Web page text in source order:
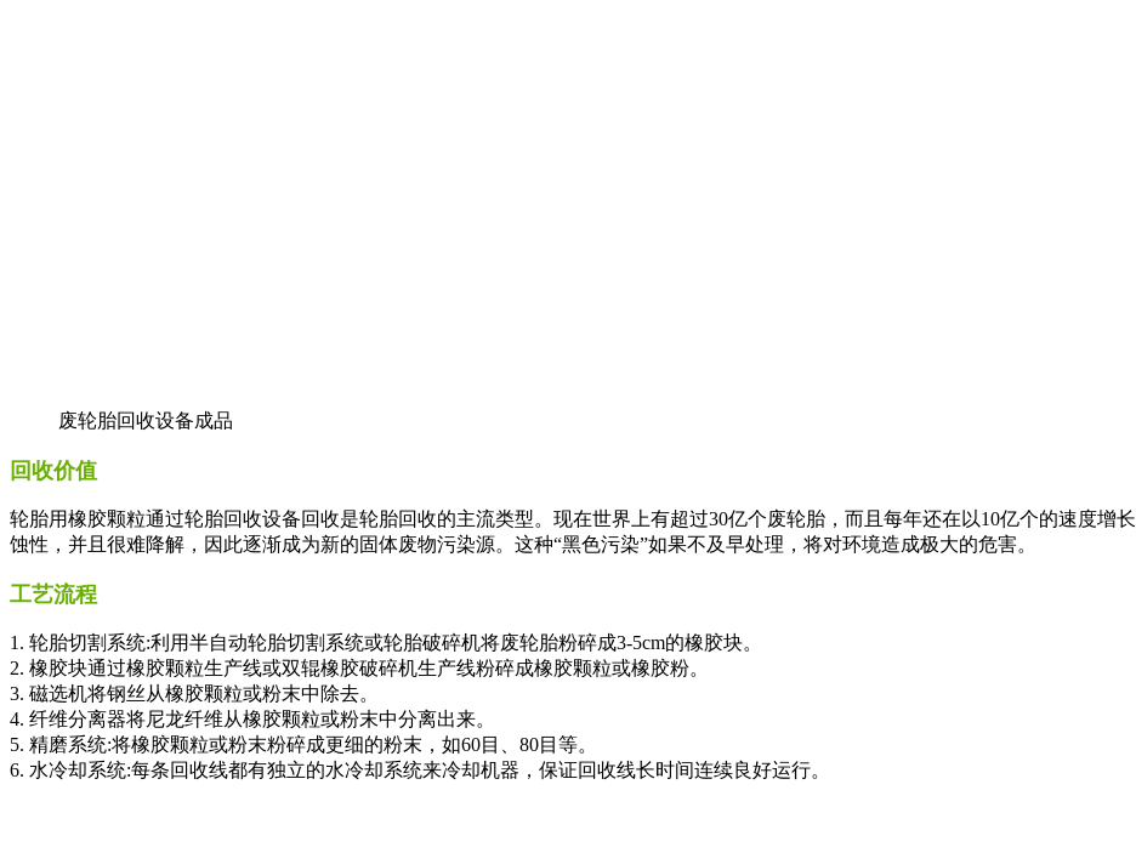
废轮胎回收设备成品
回收价值
轮胎用橡胶颗粒通过轮胎回收设备回收是轮胎回收的主流类型。现在世界上有超过30亿个废轮胎，而且每年还在以10亿个的速度增
蚀性，并且很难降解，因此逐渐成为新的固体废物污染源。这种“黑色污染”如果不及早处理，将对环境造成极大的危害。
工艺流程
1. 轮胎切割系统:利用半自动轮胎切割系统或轮胎破碎机将废轮胎粉碎成3-5cm的橡胶块。
2. 橡胶块通过橡胶颗粒生产线或双辊橡胶破碎机生产线粉碎成橡胶颗粒或橡胶粉。
3. 磁选机将钢丝从橡胶颗粒或粉末中除去。
4. 纤维分离器将尼龙纤维从橡胶颗粒或粉末中分离出来。
5. 精磨系统:将橡胶颗粒或粉末粉碎成更细的粉末，如60目、80目等。
6. 水冷却系统:每条回收线都有独立的水冷却系统来冷却机器，保证回收线长时间连续良好运行。